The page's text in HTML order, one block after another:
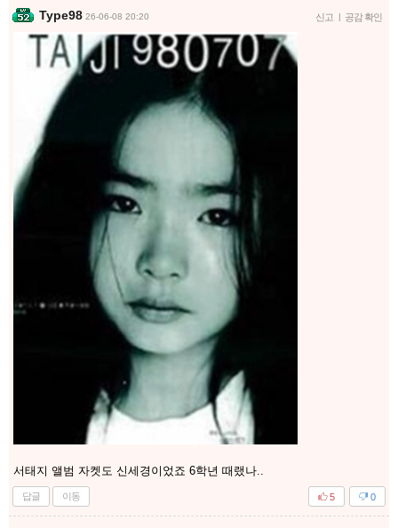
Type98 26-06-08 20:20 신고 | 공감 확인
서태지 앨범 자켓도 신세경이었죠 6학년 때랬나..
답글 이동 0
5